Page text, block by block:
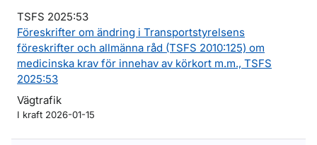
TSFS 2025:53
Föreskrifter om ändring i Transportstyrelsens
föreskrifter och allmänna råd (TSFS 2010:125) om
medicinska krav för innehav av körkort m.m., TSFS
2025:53
Vägtrafik
I kraft 2026-01-15